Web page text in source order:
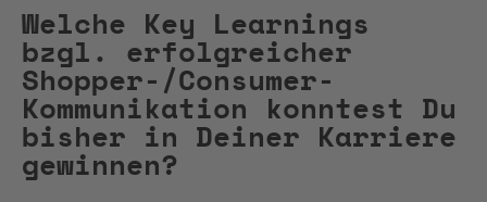
Welche Key Learnings
bzgl. erfolgreicher
Shopper-/Consumer-
Kommunikation konntest Du
bisher in Deiner Karriere
gewinnen?